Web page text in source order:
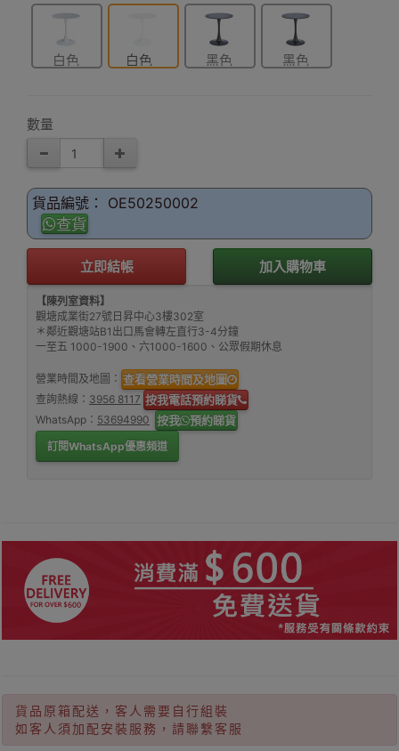
白色
白色
黑色
黑色
數量
貨品編號： OE50250002
查貨
立即結帳 加入購物車
【陳列室資料】
觀塘成業街27號日昇中心3樓302室
＊鄰近觀塘站B1出口馬會轉左直行3-4分鐘
一至五 1000-1900、六1000-1600、公眾假期休息
營業時間及地圖： 查看營業時間及地圖
查詢熱線： 3956 8117 按我電話預約睇貨
WhatsApp： 53694990 按我 預約睇貨
訂閱WhatsApp優惠頻道
貨品原箱配送，客人需要自行組裝
如客人須加配安裝服務，請聯繫客服